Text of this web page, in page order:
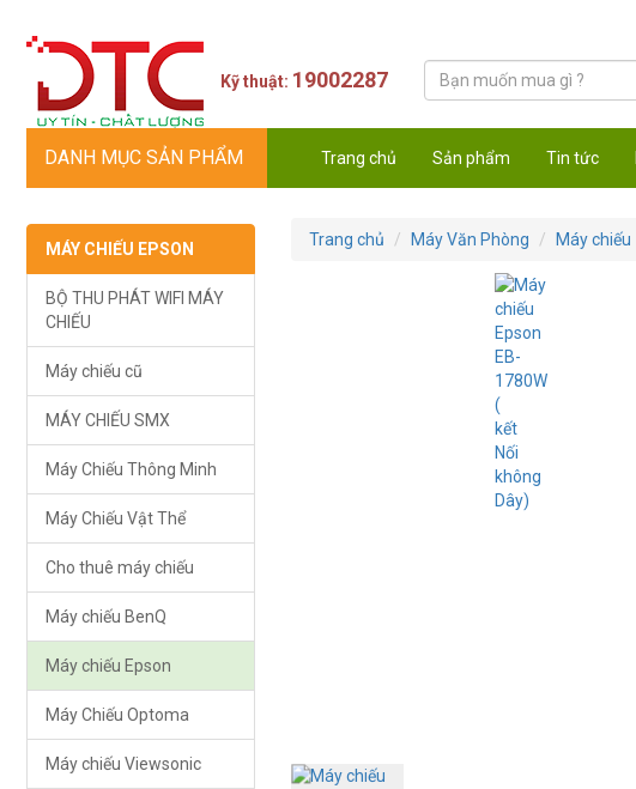
Kỹ thuật: 19002287
DANH MỤC SẢN PHẨM Trang chủ Sản phẩm Tin tức
MÁY CHIẾU EPSON
BỘ THU PHÁT WIFI MÁY
CHIẾU
Máy chiếu cũ
MÁY CHIẾU SMX
Máy Chiếu Thông Minh
Máy Chiếu Vật Thể
Cho thuê máy chiếu
Máy chiếu BenQ
Máy chiếu Epson
Máy Chiếu Optoma
Máy chiếu Viewsonic
Trang chủ Máy Văn Phòng Máy chiếu